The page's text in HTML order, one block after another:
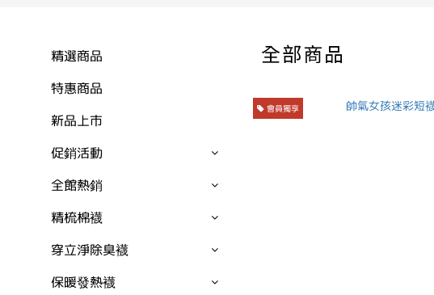
精選商品
特惠商品
新品上市
促銷活動
全館熱銷
精梳棉襪
穿立淨除臭襪
保暖發熱襪
全部商品
會員獨享